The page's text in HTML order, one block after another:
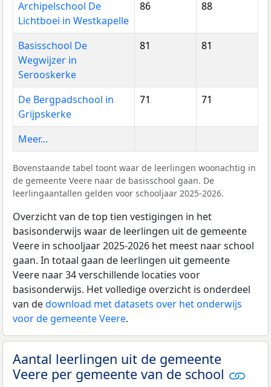
Archipelschool De
Lichtboei in Westkapelle
86 88
Basisschool De
Wegwijzer in
Serooskerke
81 81
De Bergpadschool in
Grijpskerke
71 71
Meer...
Bovenstaande tabel toont waar de leerlingen woonachtig in
de gemeente Veere naar de basisschool gaan. De
leerlingaantallen gelden voor schooljaar 2025-2026.
Overzicht van de top tien vestigingen in het
basisonderwijs waar de leerlingen uit de gemeente
Veere in schooljaar 2025-2026 het meest naar school
gaan. In totaal gaan de leerlingen uit gemeente
Veere naar 34 verschillende locaties voor
basisonderwijs. Het volledige overzicht is onderdeel
van dedownload met datasets over het onderwijs
voor de gemeente Veere.
Aantal leerlingen uit de gemeente
Veere per gemeente van de school